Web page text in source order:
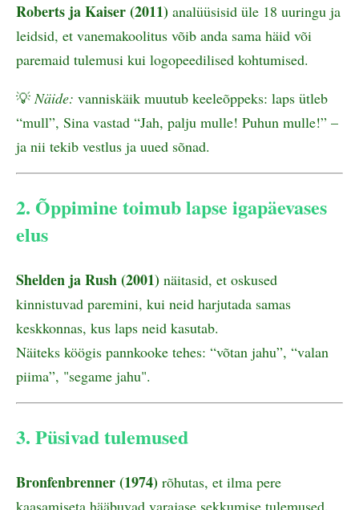
Roberts ja Kaiser (2011) analüüsisid üle 18 uuringu ja
leidsid, et vanemakoolitus võib anda sama häid või
paremaid tulemusi kui logopeedilised kohtumised.
💡Näide: vanniskäik muutub keeleõppeks: laps ütleb
“mull”, Sina vastad “Jah, palju mulle! Puhun mulle!” –
ja nii tekib vestlus ja uued sõnad.
2. Õppimine toimub lapse igapäevases
elus
Shelden ja Rush (2001) näitasid, et oskused
kinnistuvad paremini, kui neid harjutada samas
keskkonnas, kus laps neid kasutab.
Näiteks köögis pannkooke tehes: “võtan jahu”, “valan
piima”, "segame jahu".
3. Püsivad tulemused
Bronfenbrenner (1974) rõhutas, et ilma pere